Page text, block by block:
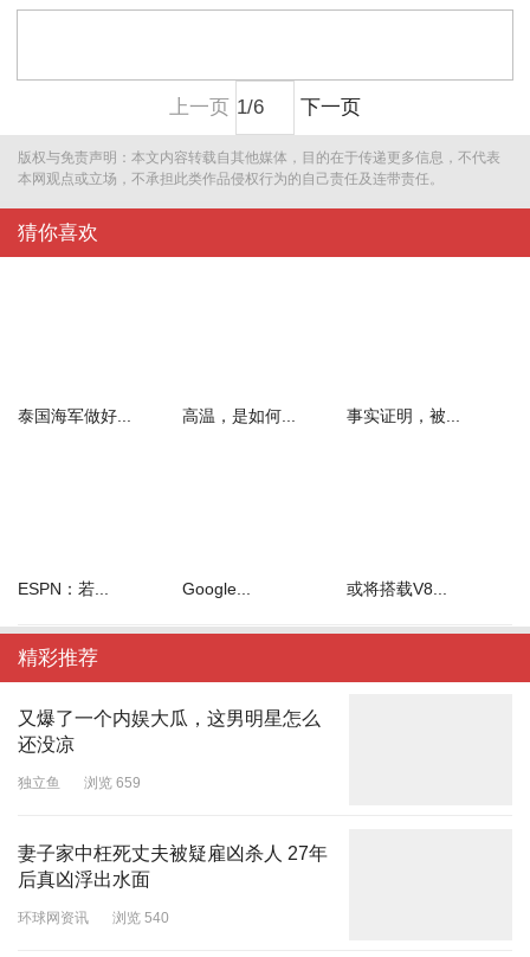
上一页 下一页
版权与免责声明：本文内容转载自其他媒体，目的在于传递更多信息，不代表
本网观点或立场，不承担此类作品侵权行为的自己责任及连带责任。
猜你喜欢
泰国海军做好... 高温，是如何... 事实证明，被...
ESPN：若... Google... 或将搭载V8...
精彩推荐
又爆了一个内娱大瓜，这男明星怎么
还没凉
独立鱼 浏览 659
妻子家中枉死丈夫被疑雇凶杀人 27年
后真凶浮出水面
环球网资讯 浏览 540